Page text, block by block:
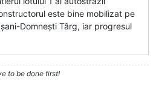
este bine mobilizat pe
Domnești Târg, iar progresul
to be done first!